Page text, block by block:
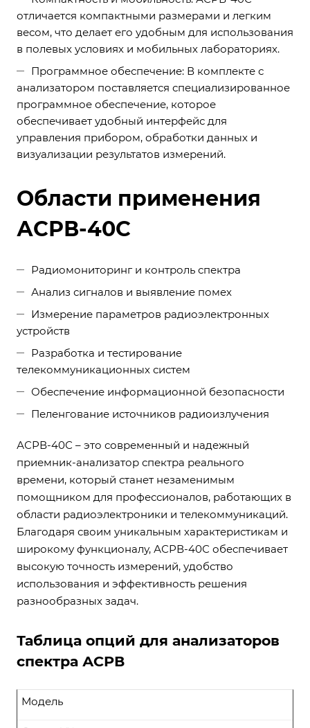
отличается компактными размерами и легким
весом, что делает его удобным для использования
в полевых условиях и мобильных лабораториях.
Программное обеспечение: В комплекте с
анализатором поставляется специализированное
программное обеспечение, которое
обеспечивает удобный интерфейс для
управления прибором, обработки данных и
визуализации результатов измерений.
Области применения
АСРВ-40С
Радиомониторинг и контроль спектра
Анализ сигналов и выявление помех
Измерение параметров радиоэлектронных
устройств
Разработка и тестирование
телекоммуникационных систем
Обеспечение информационной безопасности
Пеленгование источников радиоизлучения
АСРВ-40С – это современный и надежный
приемник-анализатор спектра реального
времени, который станет незаменимым
помощником для профессионалов, работающих в
области радиоэлектроники и телекоммуникаций.
Благодаря своим уникальным характеристикам и
широкому функционалу, АСРВ-40С обеспечивает
высокую точность измерений, удобство
использования и эффективность решения
разнообразных задач.
Таблица опций для анализаторов
спектра АСРВ
Модель